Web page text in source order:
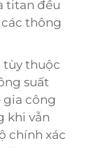
titan đều
thông
tùy thuộc
suất
gia công
khi vẫn
chính xác